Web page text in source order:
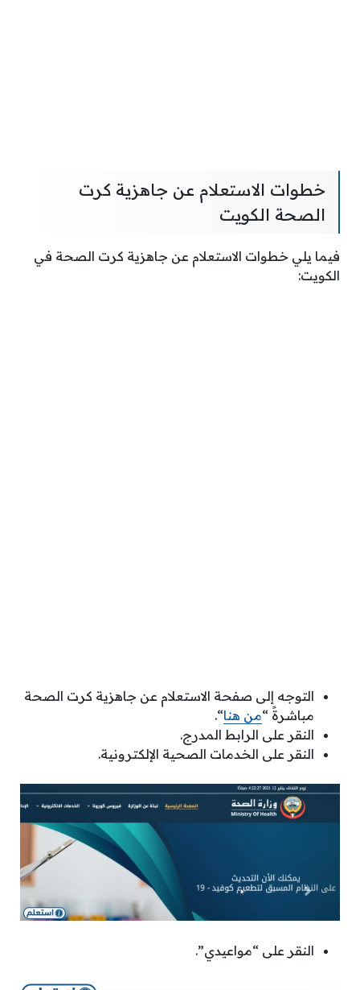
خطوات الاستعلام عن جاهزية كرت
الصحة الكويت
فيما يلي خطوات الاستعلام عن جاهزية كرت الصحة في
الكويت:
التوجه إلى صفحة الاستعلام عن جاهزية كرت الصحة
مباشرةً “من هنا“.
النقر على الرابط المدرج.
النقر على الخدمات الصحية الإلكترونية.
النقر على “مواعيدي”.